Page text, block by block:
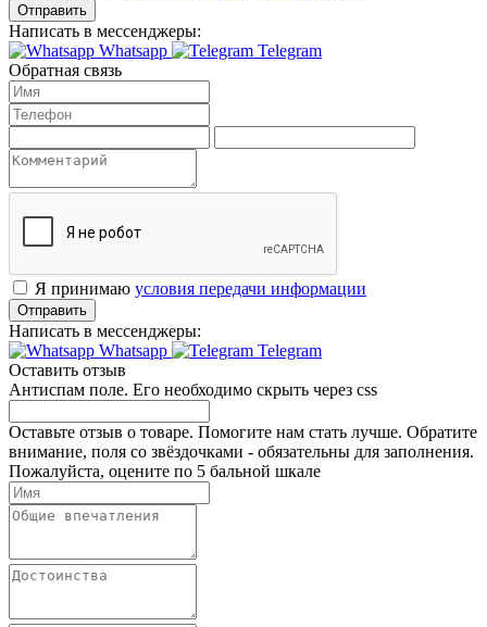
Отправить
Написать в мессенджеры:
Whatsapp
Telegram
Обратная связь
Я принимаю условия передачи информации
Отправить
Написать в мессенджеры:
Whatsapp
Telegram
Оставить отзыв
Антиспам поле. Его необходимо скрыть через css
Оставьте отзыв о товаре. Помогите нам стать лучше. Обратите
внимание, поля со звёздочками - обязательны для заполнения.
Пожалуйста, оцените по 5 бальной шкале